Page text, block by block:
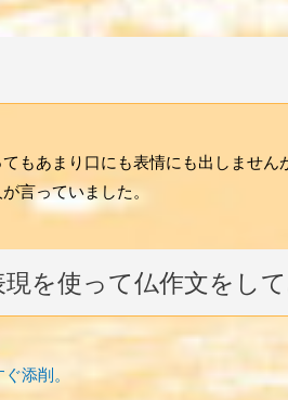
もあまり口にも表情にも出しませ
言っていました。
を使って仏作文をし
添削。